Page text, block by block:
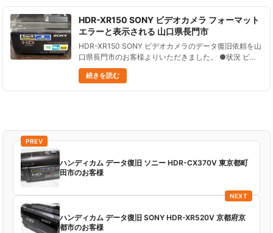
HDR-XR150 SONY ビデオカメラ フォーマット
エラーと表示される 山口県長門市
HDR-XR150 SONY ビデオカメラのデータ復旧依頼を山
口県長門市のお客様よりいただきました。 ●状況 ビデ
オカメラの電源を入れると、フォーマットエラーと表示
され、操作できない。 ●データ復元処理の結果 総再生
時間......
続きを読む
PREV
ハンディカム データ復旧 ソニー HDR-CX370V 東京都町
田市のお客様
NEXT
ハンディカム データ復旧 SONY HDR-XR520V 京都府京
都市のお客様